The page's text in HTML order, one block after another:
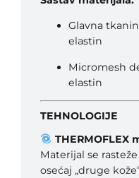
Glavna
elastin
Micromesh
elastin
TEHNOLOGIJE
THERMOFLEX
Materijal se
osećaj „druge